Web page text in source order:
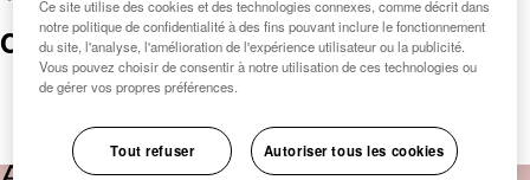
Clinic Finder Suisse
Ce site utilise des cookies et des technologies connexes, comme décrit dans
notre politique de confidentialité à des fins pouvant inclure le fonctionnement
du site, l'analyse, l'amélioration de l'expérience utilisateur ou la publicité.
Vous pouvez choisir de consentir à notre utilisation de ces technologies ou
de gérer vos propres préférences.
Tout refuser Autoriser tous les cookies